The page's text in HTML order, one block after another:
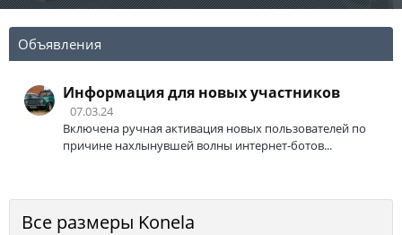
Объявления
Информация для новых участников
07.03.24
Включена ручная активация новых пользователей по
причине нахлынувшей волны интернет-ботов...
Все размеры Konela